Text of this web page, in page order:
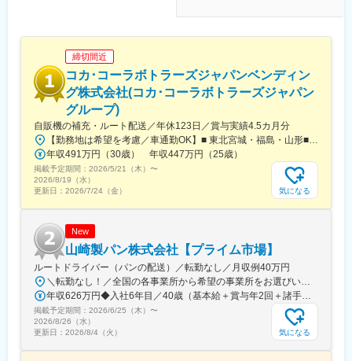
締切間近
コカ･コーラボトラーズジャパンベンディン
グ株式会社(コカ･コーラボトラーズジャパン
グループ)
自販機の補充・ルート配送／年休123日／賞与実績4.5カ月分
【勤務地は希望を考慮／車通勤OK】■ 東北宮城・福島・山形■ 関東東京・埼玉・神奈川・千葉・群馬・栃木・茨城・山梨■ 北信越新潟■ 東海静岡・岐阜・愛知・三重■ 近畿滋賀・奈良・和歌山・大阪・京都・兵庫■中国・四国岡山・香川・徳島・高知・広島・山口■ 九州福岡・熊本・大分・宮崎・鹿児島・長崎・佐賀※一部、自社敷地内に駐車場がない拠点では、ご自身で駐車場を手配していただきます。※受動喫煙対策あり
年収491万円（30歳） 年収447万円（25歳）
掲載予定期間： 2026/5/21（木） 〜
2026/8/19（水）
更新日： 2026/7/24（金） 気になる
New
山崎製パン株式会社【プライム市場】
ルートドライバー（パンの配送）／転勤なし／月収例40万円
＼転勤なし！／全国の各事業所から希望の事業所をお選びいただけます。※U・Iターン歓迎！※自動車通勤OK★準中型運転免許の取得もサポート♪準中型運転免許をお持ちでない方については、実習期間中に準中型運転免許を取得していただきます。もちろん取得費用は会社負担！教習所へ通う時間も勤務時間として取り扱います。＼★引越費用を最大10万円まで補助！／「新しい場所で働きたい」という方を応援します！入社に伴う転居が必要な場合は、引越費用を最大10万円まで会社が補助。新生活のスタートをサポートします！制度の詳細については、お気軽にご相談ください！
年収626万円◆入社6年目／40歳（基本給＋賞与年2回＋諸手当＋残業・深夜手当） 年収519万円◆入社1年目／35歳（基本給＋賞与年2回＋諸手当＋残業・深夜手当）
掲載予定期間： 2026/6/25（木） 〜
2026/8/26（水）
更新日： 2026/8/4（火） 気になる